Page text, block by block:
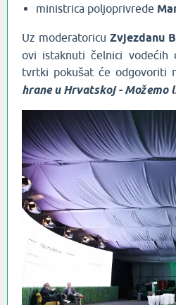
ministrica poljoprivrede
Uz moderatoricu Zvjezdanu
ovi istaknuti čelnici vodećih
tvrtki pokušat će odgovoriti
hrane u Hrvatskoj - Možemo